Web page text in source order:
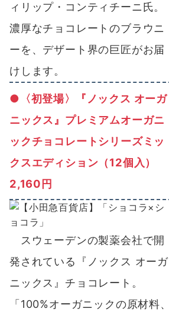
ィリップ・コンティチーニ氏。
濃厚なチョコレートのブラウニ
ーを、デザート界の巨匠がお届
けします。
●〈初登場〉『ノックス オーガ
ニックス』プレミアムオーガニ
ックチョコレートシリーズミッ
クスエディション（12個入）
2,160円
スウェーデンの製薬会社で開
発されている『ノックス オーガ
ニックス』チョコレート。
「100%オーガニックの原材料、